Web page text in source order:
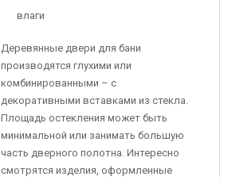
влаги
Деревянные двери для бани
производятся глухими или
комбинированными – с
декоративными вставками из стекла.
Площадь остекления может быть
минимальной или занимать большую
часть дверного полотна. Интересно
смотрятся изделия, оформленные